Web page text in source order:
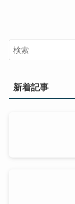
新着記事